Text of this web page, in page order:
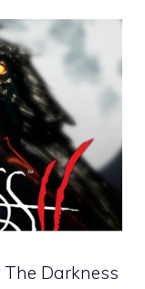
The Darkness